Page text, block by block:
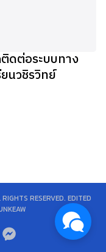
ดต่อระบบทาง
นวชิรวิทย์
RESERVED. EDITED